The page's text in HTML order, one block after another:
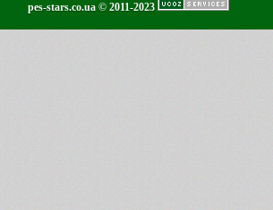
pes-stars.co.ua © 2011-2023